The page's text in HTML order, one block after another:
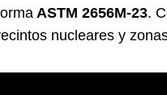
ASTM 2656M-23.
nucleares y